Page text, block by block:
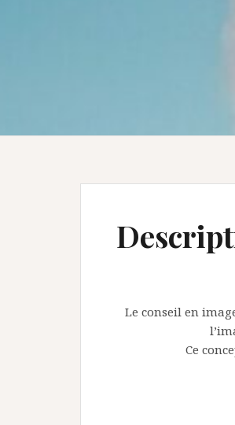
Le conseil en
Ce